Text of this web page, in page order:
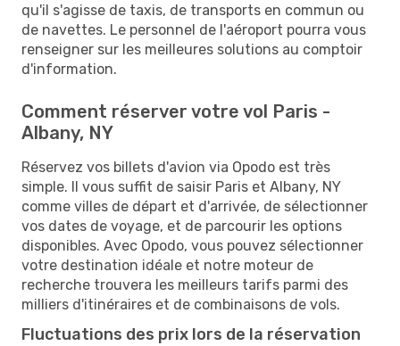
qu'il s'agisse de taxis, de transports en commun ou
de navettes. Le personnel de l'aéroport pourra vous
renseigner sur les meilleures solutions au comptoir
d'information.
Comment réserver votre vol Paris -
Albany, NY
Réservez vos billets d'avion via Opodo est très
simple. Il vous suffit de saisir Paris et Albany, NY
comme villes de départ et d'arrivée, de sélectionner
vos dates de voyage, et de parcourir les options
disponibles. Avec Opodo, vous pouvez sélectionner
votre destination idéale et notre moteur de
recherche trouvera les meilleurs tarifs parmi des
milliers d'itinéraires et de combinaisons de vols.
Fluctuations des prix lors de la réservation